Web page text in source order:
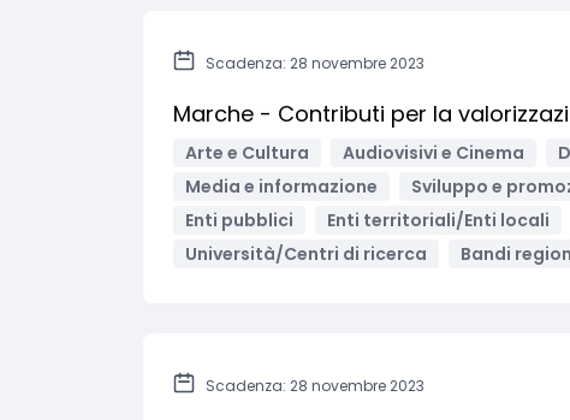
Scadenza: 28 novembre 2023
Marche - Contributi per la
Arte e Cultura Audiovisivi e Cinema
Media e informazione
Sviluppo e
Enti pubblici
Enti territoriali/Enti locali
Università/Centri di ricerca
Bandi
Scadenza: 28 novembre 2023